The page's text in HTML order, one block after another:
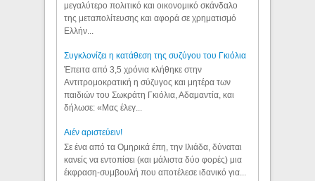
μεγαλύτερο πολιτικό και οικονομικό σκάνδαλο
της μεταπολίτευσης και αφορά σε χρηματισμό
Ελλήν...
Συγκλονίζει η κατάθεση της συζύγου του Γκιόλια
Έπειτα από 3,5 χρόνια κλήθηκε στην
Αντιτρομοκρατική η σύζυγος και μητέρα των
παιδιών του Σωκράτη Γκιόλια, Αδαμαντία, και
δήλωσε: «Μας έλεγ...
Aιέν αριστεύειν!
Σε ένα από τα Ομηρικά έπη, την Ιλιάδα, δύναται
κανείς να εντοπίσει (και μάλιστα δύο φορές) μια
έκφραση-συμβουλή που αποτέλεσε ιδανικό για...